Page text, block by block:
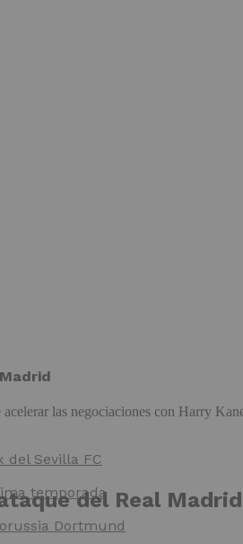
del Sevilla FC
temporada
Dortmund
del Real Madrid